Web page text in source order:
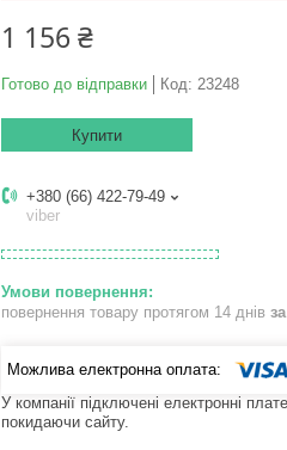
1 156 ₴
Готово до відправки Код: 23248
Купити
+380 (66) 422-79-49
viber
повернення товару протягом 14 днів
У компанії підключені електронні
покидаючи сайту.